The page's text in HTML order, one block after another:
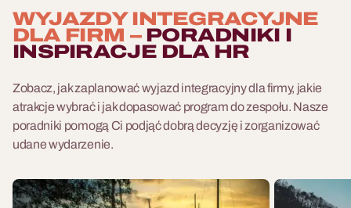
WYJAZDY INTEGRACYJNE
DLA FIRM – PORADNIKI I
INSPIRACJE DLA HR
Zobacz, jak zaplanować wyjazd integracyjny dla firmy, jakie
atrakcje wybrać i jak dopasować program do zespołu. Nasze
poradniki pomogą Ci podjąć dobrą decyzję i zorganizować
udane wydarzenie.